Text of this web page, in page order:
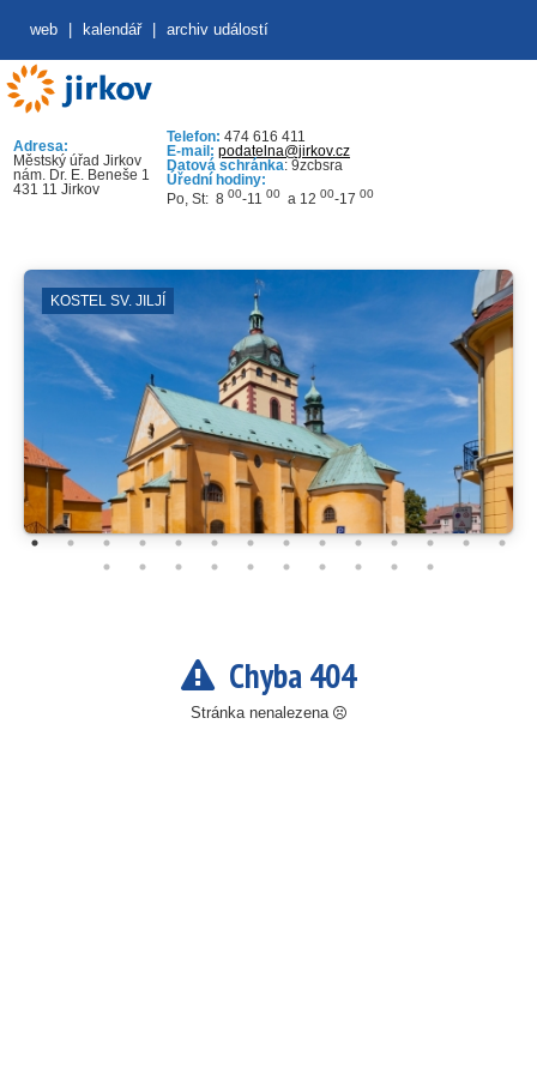
web kalendář archiv událostí
Adresa:
Městský úřad Jirkov
nám. Dr. E. Beneše 1
431 11 Jirkov
Telefon: 474 616 411
E-mail: podatelna@jirkov.cz
Datová schránka: 9zcbsra
Úřední hodiny:
Po, St: 8 00-11 00 a 12 00-17 00
KOSTEL SV. JILJÍ
Chyba 404
Stránka nenalezena